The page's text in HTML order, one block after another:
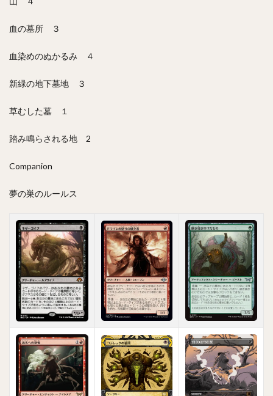
血の墓所 ３
血染めのぬかるみ ４
新緑の地下墓地 ３
草むした墓 １
踏み鳴らされる地 2
Companion
夢の巣のルールス